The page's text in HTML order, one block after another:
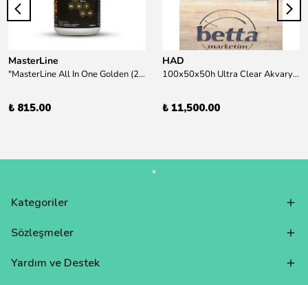
MasterLine
"MasterLine All In One Golden (200 ml) Daha yüksek zorluk derecesine sahip bitkiler için Özel formül Tam Besin "
₺ 815.00
HAD
100x50x50h Ultra Clear Akvaryum 10mm 90derece Birleşim /Sadece Otobüs Kargosu ile Gönderim Yapılır !
₺ 11,500.00
Kategoriler
Sözleşmeler
Yardım ve Destek